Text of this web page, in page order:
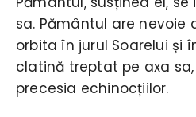
sa. Pământul are nevoie
orbita în jurul Soarelui și
clatină treptat pe axa
precesia echinocțiilor.